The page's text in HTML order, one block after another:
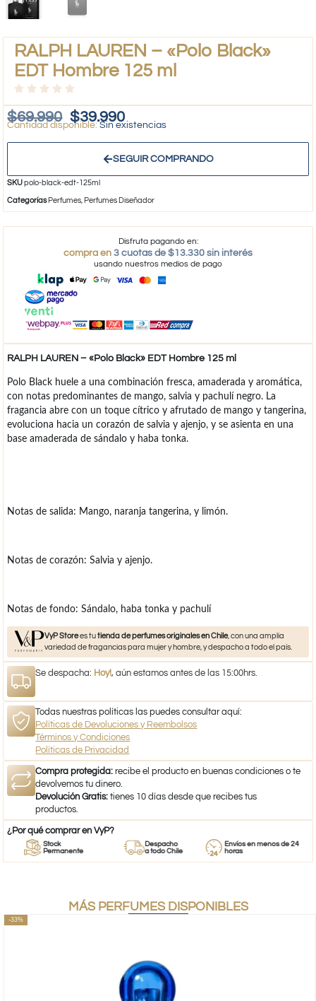
RALPH LAUREN – «Polo Black»
EDT Hombre 125 ml
$69.990 $39.990
Sin existencias
SEGUIR COMPRANDO
SKUpolo-black-edt-125ml
Categorías Perfumes, Perfumes Diseñador
Disfruta pagando en:
compra en 3 cuotas de $13.330 sin interés
usando nuestros medios de pago
RALPH LAUREN – «Polo Black» EDT Hombre 125 ml
Polo Black huele a una combinación fresca, amaderada y aromática,
con notas predominantes de mango, salvia y pachulí negro. La
fragancia abre con un toque cítrico y afrutado de mango y tangerina,
evoluciona hacia un corazón de salvia y ajenjo, y se asienta en una
base amaderada de sándalo y haba tonka.
Notas de salida: Mango, naranja tangerina, y limón.
Notas de corazón: Salvia y ajenjo.
Notas de fondo: Sándalo, haba tonka y pachulí
VyP Storees tutienda de perfumes originales en Chile, con una amplia
variedad de fragancias para mujer y hombre, y despacho a todo el país.
Se despacha: Hoy!, aún estamos antes de las 15:00hrs.
Todas nuestras políticas las puedes consultar aquí:
Políticas de Devoluciones y Reembolsos
Términos y Condiciones
Políticas de Privacidad
Compra protegida: recibe el producto en buenas condiciones o te
devolvemos tu dinero.
Devolución Gratis: tienes 10 días desde que recibes tus
productos.
¿Por qué comprar en VyP?
Stock
Permanente
Despacho
a todo Chile
Envíos en menos de 24
horas
MÁS PERFUMES DISPONIBLES
-33%